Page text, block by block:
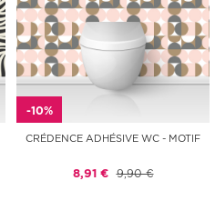
-10%
CRÉDENCE ADHÉSIVE WC - MOTIF
8,91 € 9,90 €